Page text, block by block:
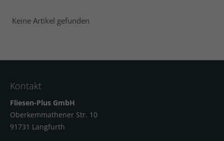
Keine Artikel gefunden
Kontakt
Fliesen-Plus GmbH
Oberkemmathener Str. 10
91731 Langfurth